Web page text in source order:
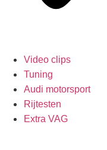
Video clips
Tuning
Audi motorsport
Rijtesten
Extra VAG